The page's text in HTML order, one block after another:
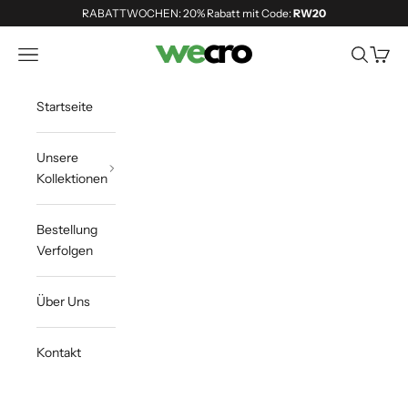
Zum Inhalt springenRABATTWOCHEN: 20% Rabatt mit Code:RW20
Shopwecro
Navigationsmenü öffnen Suche
Startseite
Unsere
Kollektionen
Bestellung
Verfolgen
Über Uns
Kontakt